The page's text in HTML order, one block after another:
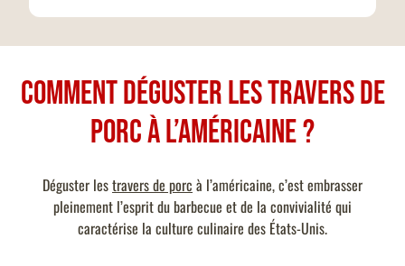
Comment déguster les travers de
porc à l’américaine ?
Déguster lestravers de porc à l’américaine, c’est embrasser
pleinement l’esprit du barbecue et de la convivialité qui
caractérise la culture culinaire des États-Unis.